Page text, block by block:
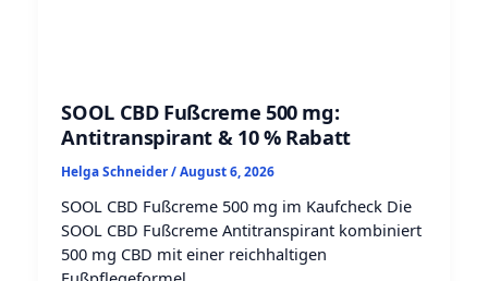
SOOL CBD Fußcreme 500 mg:
Antitranspirant & 10 % Rabatt
Helga Schneider/August 6, 2026
SOOL CBD Fußcreme 500 mg im Kaufcheck Die
SOOL CBD Fußcreme Antitranspirant kombiniert
500 mg CBD mit einer reichhaltigen